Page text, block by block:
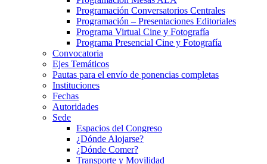
Programación Conversatorios Centrales
Programación – Presentaciones Editoriales
Programa Virtual Cine y Fotografía
Programa Presencial Cine y Fotografía
Convocatoria
Ejes Temáticos
Pautas para el envío de ponencias completas
Instituciones
Fechas
Autoridades
Sede
Espacios del Congreso
¿Dónde Alojarse?
¿Dónde Comer?
Transporte y Movilidad